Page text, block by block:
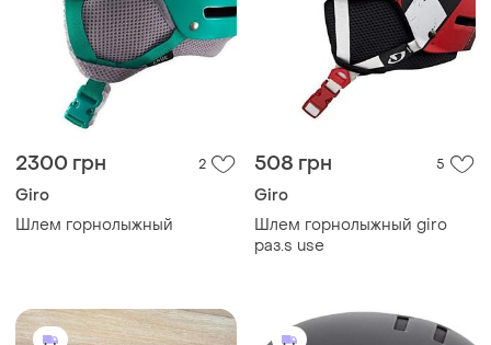
2300 грн 2
Giro
Шлем горнолыжный
508 грн 5
Giro
Шлем горнолыжный giro
раз.s use